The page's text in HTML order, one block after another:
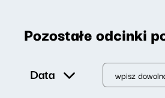
Pozostałe odcinki
Data